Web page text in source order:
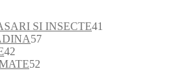
SI INSECTE41
5757
42
de 52